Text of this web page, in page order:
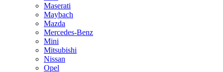
Maserati
Maybach
Mazda
Mercedes-Benz
Mini
Mitsubishi
Nissan
Opel